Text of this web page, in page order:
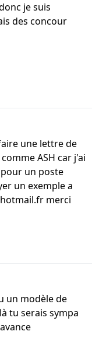
je suis
des concour
une lettre de
ASH car j'ai
un poste
un exemple a
merci
un modèle de
tu serais sympa